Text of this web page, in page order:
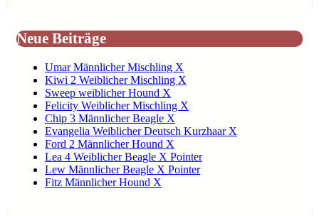
Neue Beiträge
Umar Männlicher Mischling X
Kiwi 2 Weiblicher Mischling X
Sweep weiblicher Hound X
Felicity Weiblicher Mischling X
Chip 3 Männlicher Beagle X
Evangelia Weiblicher Deutsch Kurzhaar X
Ford 2 Männlicher Hound X
Lea 4 Weiblicher Beagle X Pointer
Lew Männlicher Beagle X Pointer
Fitz Männlicher Hound X